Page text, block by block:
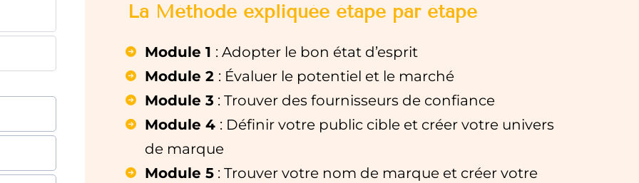
La Méthode expliquée étape par étape
Module 1 : Adopter le bon état d’esprit
Module 2 : Évaluer le potentiel et le marché
Module 3 : Trouver des fournisseurs de confiance
Module 4 : Définir votre public cible et créer votre univers
de marque
Module 5: Trouver votre nom de marque et créer votre